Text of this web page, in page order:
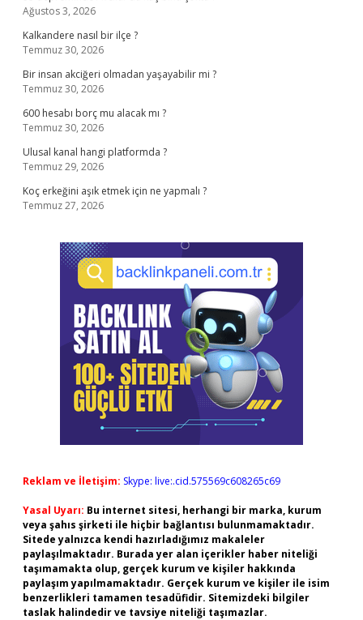
Ağustos 3, 2026
Kalkandere nasıl bir ilçe ?
Temmuz 30, 2026
Bir insan akciğeri olmadan yaşayabilir mi ?
Temmuz 30, 2026
600 hesabı borç mu alacak mı ?
Temmuz 30, 2026
Ulusal kanal hangi platformda ?
Temmuz 29, 2026
Koç erkeğini aşık etmek için ne yapmalı ?
Temmuz 27, 2026
Reklam ve İletişim: Skype: live:.cid.575569c608265c69
Yasal Uyarı: Bu internet sitesi, herhangi bir marka, kurum
veya şahıs şirketi ile hiçbir bağlantısı bulunmamaktadır.
Sitede yalnızca kendi hazırladığımız makaleler
paylaşılmaktadır. Burada yer alan içerikler haber niteliği
taşımamakta olup, gerçek kurum ve kişiler hakkında
paylaşım yapılmamaktadır. Gerçek kurum ve kişiler ile isim
benzerlikleri tamamen tesadüfidir. Sitemizdeki bilgiler
taslak halindedir ve tavsiye niteliği taşımazlar.